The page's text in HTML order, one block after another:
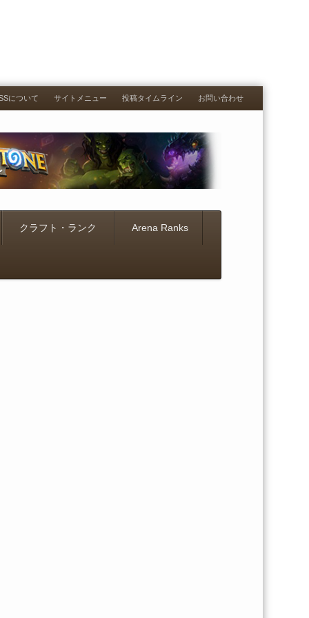
について サイトメニュー 投稿タイムライン お問い合わせ
クラフト・ランク Arena Ranks